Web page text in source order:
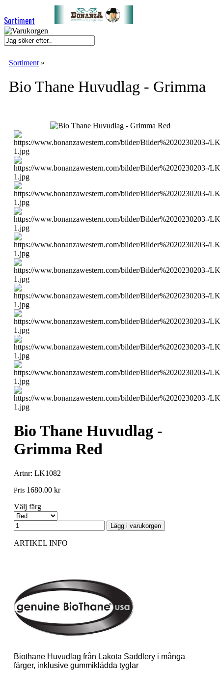
Sortiment
Sortiment »
Bio Thane Huvudlag - Grimma
Bio Thane Huvudlag -
Grimma Red
Artnr: LK1082
Pris 1680.00 kr
Välj färg
ARTIKEL INFO
Biothane Huvudlag från Lakota Saddlery i många
färger, inklusive gummiklädda tyglar